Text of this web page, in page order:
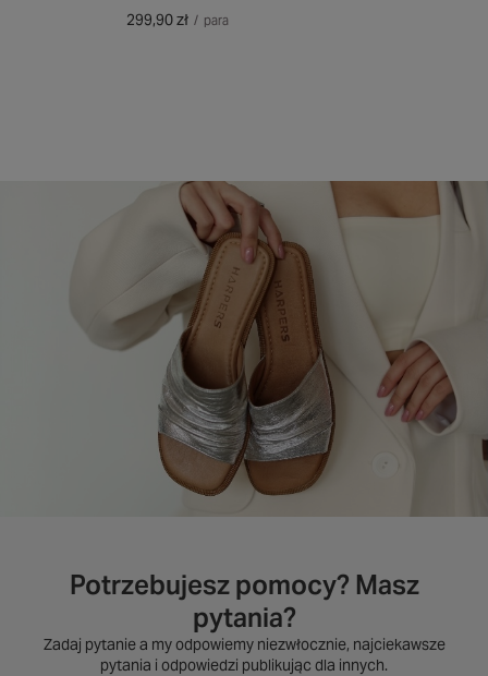
299,90 zł / para
Potrzebujesz pomocy? Masz
pytania?
Zadaj pytanie a my odpowiemy niezwłocznie, najciekawsze
pytania i odpowiedzi publikując dla innych.